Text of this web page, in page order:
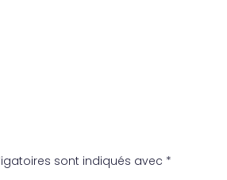
sont indiqués avec *